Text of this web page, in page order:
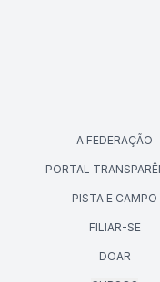
A FEDERAÇÃO
PORTAL
PISTA E CAMPO
FILIAR-SE
DOAR